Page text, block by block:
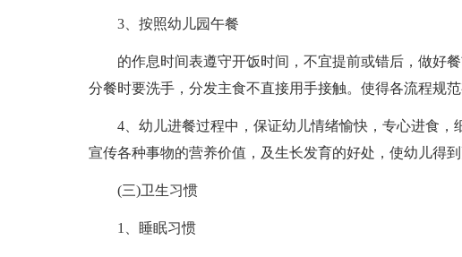
3、按照幼儿园午餐
的作息时间表遵守开饭时间，不宜提前或错后，做好餐
分餐时要洗手，分发主食不直接用手接触。使得各流程规范
4、幼儿进餐过程中，保证幼儿情绪愉快，专心进食，
宣传各种事物的营养价值，及生长发育的好处，使幼儿得到
(三)卫生习惯
1、睡眠习惯